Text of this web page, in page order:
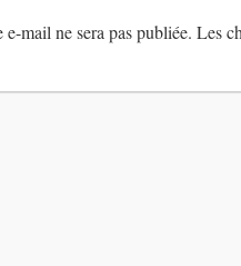
e-mail ne sera pas publiée. Les